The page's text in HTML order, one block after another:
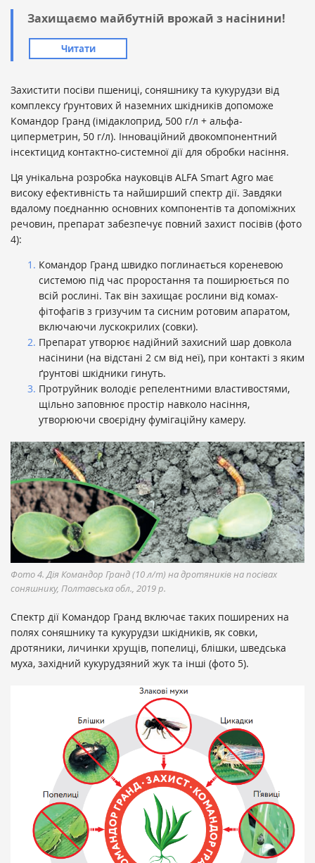
Захищаємо майбутній врожай з насінини!
Читати
Захистити посіви пшениці, соняшнику та кукурудзи від
комплексу ґрунтових й наземних шкідників допоможе
Командор Гранд (імідаклоприд, 500 г/л + альфа-
циперметрин, 50 г/л). Інноваційний двокомпонентний
інсектицид контактно-системної дії для обробки насіння.
Ця унікальна розробка науковців ALFA Smart Agro має
високу ефективність та найширший спектр дії. Завдяки
вдалому поєднанню основних компонентів та допоміжних
речовин, препарат забезпечує повний захист посівів (фото
4):
Командор Гранд швидко поглинається кореневою
системою під час проростання та поширюється по
всій рослині. Так він захищає рослини від комах-
фітофагів з гризучим та сисним ротовим апаратом,
включаючи лускокрилих (совки).
Препарат утворює надійний захисний шар довкола
насінини (на відстані 2 см від неї), при контакті з яким
ґрунтові шкідники гинуть.
Протруйник володіє репелентними властивостями,
щільно заповнює простір навколо насіння,
утворюючи своєрідну фумігаційну камеру.
Фото 4. Дія Командор Гранд (10 л/т) на дротяників на посівах
соняшнику, Полтавська обл., 2019 р.
Спектр дії Командор Гранд включає таких поширених на
полях соняшнику та кукурудзи шкідників, як совки,
дротяники, личинки хрущів, попелиці, блішки, шведська
муха, західний кукурудзяний жук та інші (фото 5).